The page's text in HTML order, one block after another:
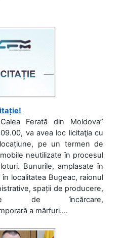
Ferată din Moldova”
va avea loc licitaţia cu
pe un termen de
neutilizate în procesul
Bunurile, amplasate în
localitatea Bugeac, raionul
spații de producere,
de încărcare,
a mărfuri....